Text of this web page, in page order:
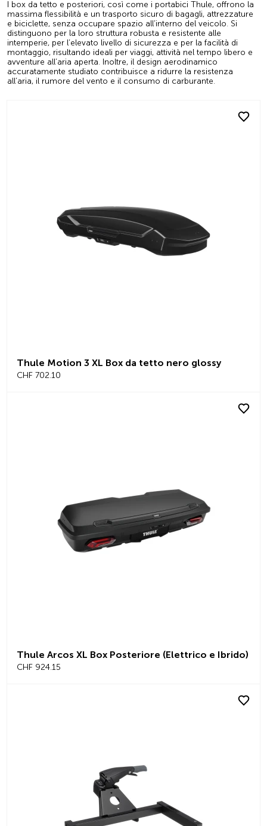
I box da tetto e posteriori, così come i portabici Thule, offrono la
massima flessibilità e un trasporto sicuro di bagagli, attrezzature
e biciclette, senza occupare spazio all’interno del veicolo. Si
distinguono per la loro struttura robusta e resistente alle
intemperie, per l’elevato livello di sicurezza e per la facilità di
montaggio, risultando ideali per viaggi, attività nel tempo libero e
avventure all’aria aperta. Inoltre, il design aerodinamico
accuratamente studiato contribuisce a ridurre la resistenza
all’aria, il rumore del vento e il consumo di carburante.
Thule Motion 3 XL Box da tetto nero glossy
CHF 702.10
Thule Arcos XL Box Posteriore (Elettrico e Ibrido)
CHF 924.15